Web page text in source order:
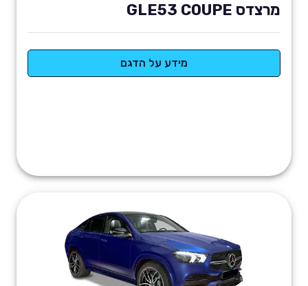
מרצדס GLE53 COUPE
מידע על הדגם